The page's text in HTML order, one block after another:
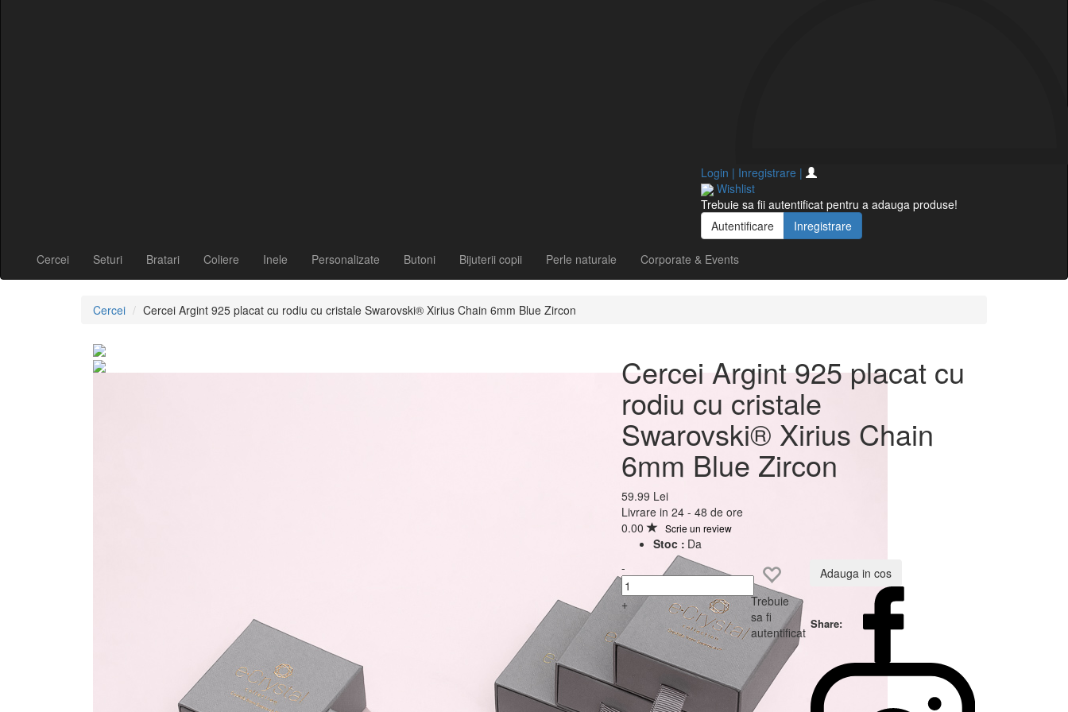
Login | Inregistrare |
Wishlist
Trebuie sa fii autentificat pentru a adauga produse!
Autentificare
Inregistrare
Cercei Seturi Bratari Coliere Inele Personalizate Butoni Bijuterii copii Perle naturale Corporate & Events
Cercei Cercei Argint 925 placat cu rodiu cu cristale Swarovski® Xirius Chain 6mm Blue Zircon
Cercei Argint 925 placat cu
rodiu cu cristale Swarovski®
Xirius Chain 6mm Blue Zircon
Cercei Argint 925 placat cu
rodiu cu cristale
Swarovski® Xirius Chain
6mm Blue Zircon
59.99 Lei
Livrare in 24 - 48 de ore
0.00
Scrie un review
Stoc : Da
-
+
Trebuie
sa fi
autentificat
Adauga in cos
Share: